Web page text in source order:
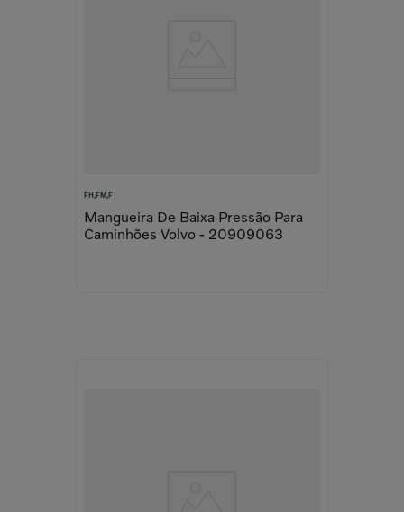
FH,FM,F
Mangueira De Baixa Pressão Para
Caminhões Volvo - 20909063